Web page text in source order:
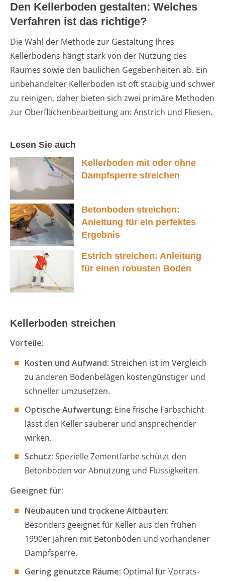
Den Kellerboden gestalten: Welches
Verfahren ist das richtige?
Die Wahl der Methode zur Gestaltung Ihres
Kellerbodens hängt stark von der Nutzung des
Raumes sowie den baulichen Gegebenheiten ab. Ein
unbehandelter Kellerboden ist oft staubig und schwer
zu reinigen, daher bieten sich zwei primäre Methoden
zur Oberflächenbearbeitung an: Anstrich und Fliesen.
Lesen Sie auch
Kellerboden mit oder ohne
Dampfsperre streichen
Betonboden streichen:
Anleitung für ein perfektes
Ergebnis
Estrich streichen: Anleitung
für einen robusten Boden
Kellerboden streichen
Vorteile:
Kosten und Aufwand: Streichen ist im Vergleich
zu anderen Bodenbelägen kostengünstiger und
schneller umzusetzen.
Optische Aufwertung: Eine frische Farbschicht
lässt den Keller sauberer und ansprechender
wirken.
Schutz: Spezielle Zementfarbe schützt den
Betonboden vor Abnutzung und Flüssigkeiten.
Geeignet für:
Neubauten und trockene Altbauten:
Besonders geeignet für Keller aus den frühen
1990er Jahren mit Betonböden und vorhandener
Dampfsperre.
Gering genutzte Räume: Optimal für Vorrats-